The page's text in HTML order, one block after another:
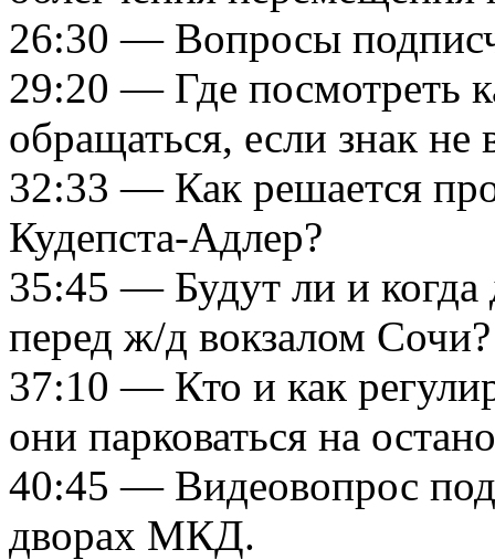
26:30 — Вопросы
29:20 — Где посмотреть
обращаться, если знак не
32:33 — Как решается
Кудепста-Адлер?
35:45 — Будут ли и когда
перед ж/д вокзалом Сочи?
37:10 — Кто и как
они парковаться на
40:45 — Видеовопрос
дворах МКД.